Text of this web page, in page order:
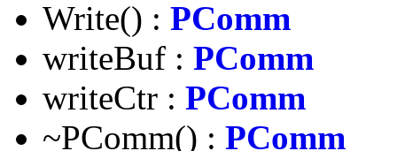
Write() : PComm
writeBuf : PComm
writeCtr : PComm
~PComm() : PComm